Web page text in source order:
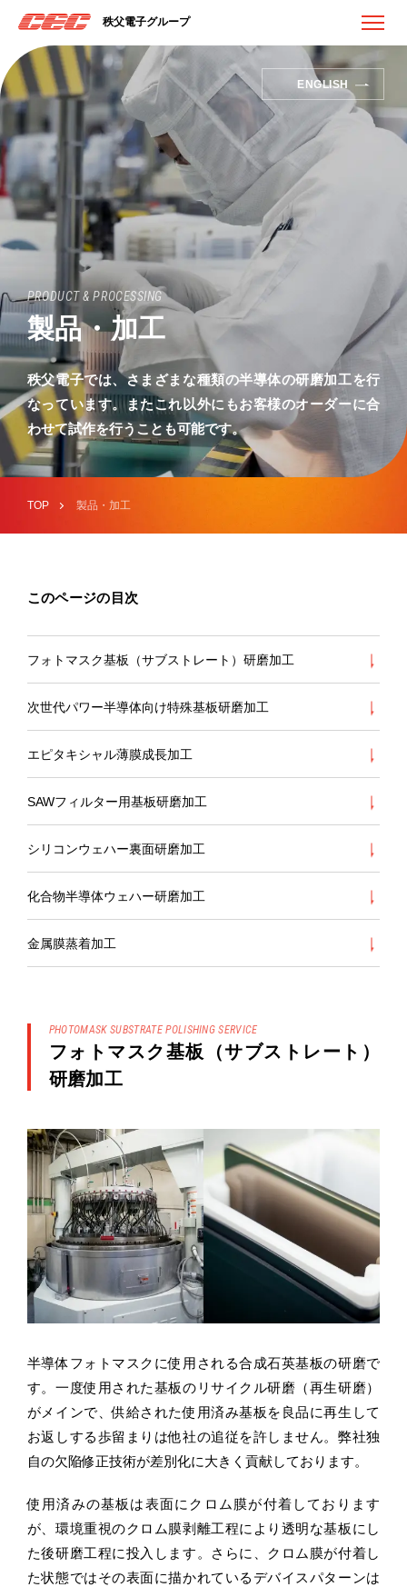
秩父電子グループ
ENGLISH
PRODUCT & PROCESSING
製品・加工
秩父電子では、さまざまな種類の半導体の研磨加工を行
なっています。 またこれ以外にもお客様のオーダーに合
わせて試作を行うことも可能です。
TOP 製品・加工
このページの目次
フォトマスク基板（サブストレート）研磨加工
次世代パワー半導体向け特殊基板研磨加工
エピタキシャル薄膜成長加工
SAWフィルター用基板研磨加工
シリコンウェハー裏面研磨加工
化合物半導体ウェハー研磨加工
金属膜蒸着加工
PHOTOMASK SUBSTRATE POLISHING SERVICE
フォトマスク基板（サブストレート）
研磨加工
半導体フォトマスクに使用される合成石英基板の研磨で
す。一度使用された基板のリサイクル研磨（再生研磨）
がメインで、供給された使用済み基板を良品に再生して
お返しする歩留まりは他社の追従を許しません。弊社独
自の欠陥修正技術が差別化に大きく貢献しております。
使用済みの基板は表面にクロム膜が付着しております
が、環境重視のクロム膜剥離工程により透明な基板にし
た後研磨工程に投入します。さらに、クロム膜が付着し
た状態ではその表面に描かれているデバイスパターンは